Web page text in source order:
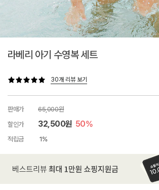
라베리 아기 수영복 세트
30개 리뷰 보기
판매가
65,000원
할인가
32,500원 50%
적립금 1%